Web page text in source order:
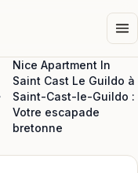
Nice Apartment In
Saint Cast Le Guildo à
Saint-Cast-le-Guildo :
Votre escapade
bretonne